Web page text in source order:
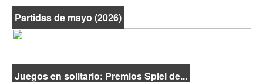
Partidas de mayo (2026)
Juegos en solitario: Premios Spiel de...